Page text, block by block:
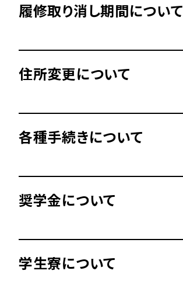
履修取り消し期間について
住所変更について
各種手続きについて
奨学金について
学生寮について